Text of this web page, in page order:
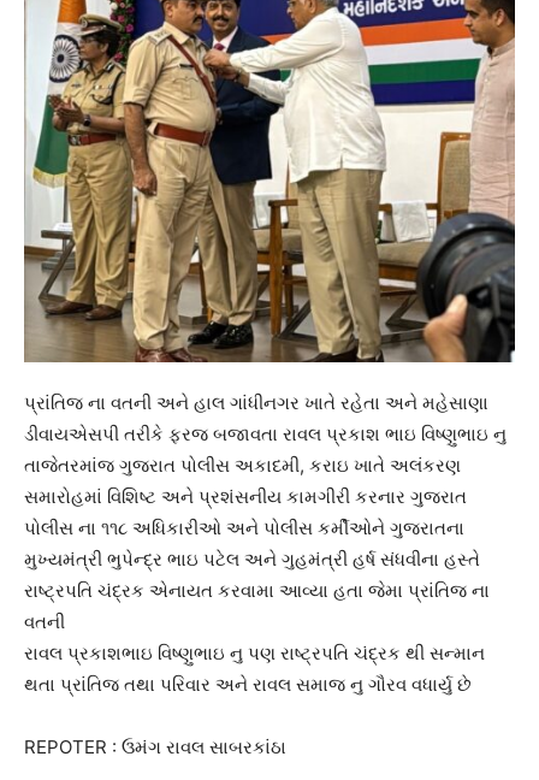
પ્રાંતિજ ના વતની અને હાલ ગાંધીનગર ખાતે રહેતા અને મહેસાણા
ડીવાયએસપી તરીકે ફરજ બજાવતા રાવલ પ્રકાશ ભાઇ વિષ્ણુભાઇ નુ
તાજેતરમાંજ ગુજરાત પોલીસ અકાદમી, કરાઇ ખાતે અલંકરણ
સમારોહમાં વિશિષ્ટ અને પ્રશંસનીય કામગીરી કરનાર ગુજરાત
પોલીસ ના ૧૧૮ અધિકારીઓ અને પોલીસ કર્મીઓને ગુજરાતના
મુખ્યમંત્રી ભુપેન્દ્ર ભાઇ પટેલ અને ગુહમંત્રી હર્ષ સંધવીના હસ્તે
રાષ્ટ્રપતિ ચંદ્રક એનાયત કરવામા આવ્યા હતા જેમા પ્રાંતિજ ના
વતની
રાવલ પ્રકાશભાઇ વિષ્ણુભાઇ નુ પણ રાષ્ટ્રપતિ ચંદ્રક થી સન્માન
થતા પ્રાંતિજ તથા પરિવાર અને રાવલ સમાજ નુ ગૌરવ વધાર્યુ છે
REPOTER : ઉમંગ રાવલ સાબરકાંઠા